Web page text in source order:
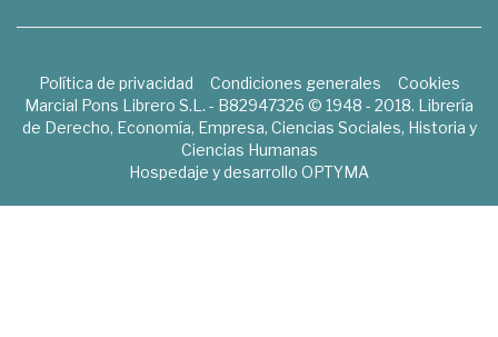
Política de privacidad Condiciones generales
Cookies
Marcial Pons Librero S.L. - B82947326 © 1948 - 2018. Librería
de Derecho, Economía, Empresa, Ciencias Sociales, Historia y
Ciencias Humanas
Hospedaje y desarrollo OPTYMA